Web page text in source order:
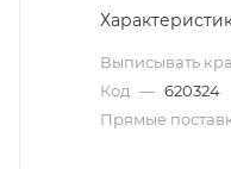
Выписывать
Код — 620324
Прямые